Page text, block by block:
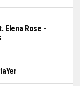
Elena Rose -